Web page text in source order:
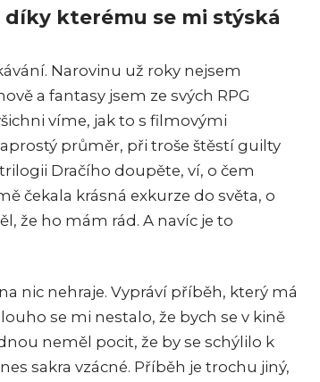
díky kterému se mi stýská
Narovinu už roky nejsem
a fantasy jsem ze svých RPG
víme, jak to s filmovými
průměr, při troše štěstí guilty
Dračího doupěte, ví, o čem
čekala krásná exkurze do světa, o
že ho mám rád. A navíc je to
nic nehraje. Vypráví příběh, který má
se mi nestalo, že bych se v kině
neměl pocit, že by se schýlilo k
sakra vzácné. Příběh je trochu jiný,